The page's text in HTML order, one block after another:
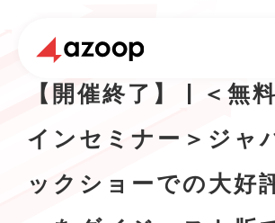
【開催終了】 | ＜無
インセミナー＞ジャ
ックショーでの大好